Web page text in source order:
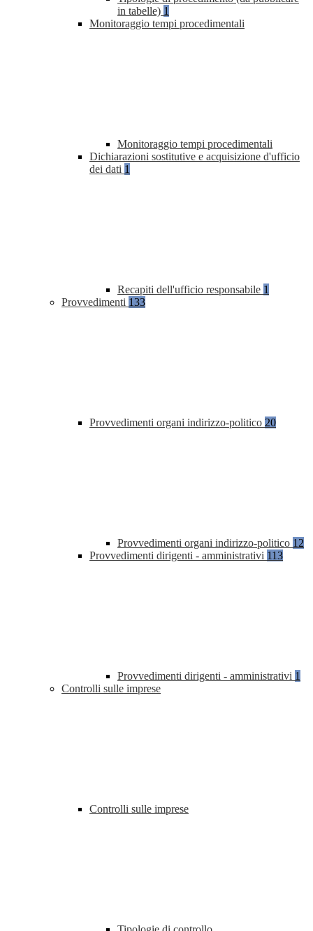
in tabelle) 1
Monitoraggio tempi procedimentali
Monitoraggio tempi procedimentali
Dichiarazioni sostitutive e acquisizione d'ufficio
dei dati 1
Recapiti dell'ufficio responsabile 1
Provvedimenti 133
Provvedimenti organi indirizzo-politico 20
Provvedimenti organi indirizzo-politico 12
Provvedimenti dirigenti - amministrativi 113
Provvedimenti dirigenti - amministrativi 1
Controlli sulle imprese
Controlli sulle imprese